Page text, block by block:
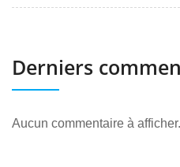
Derniers
Aucun commentaire à afficher.